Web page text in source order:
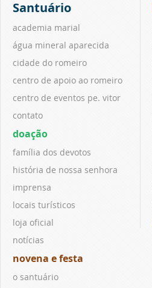
Santuário
academia marial
água mineral aparecida
cidade do romeiro
centro de apoio ao romeiro
centro de eventos pe. vitor
contato
doação
família dos devotos
história de nossa senhora
imprensa
locais turísticos
loja oficial
notícias
novena e festa
o santuário